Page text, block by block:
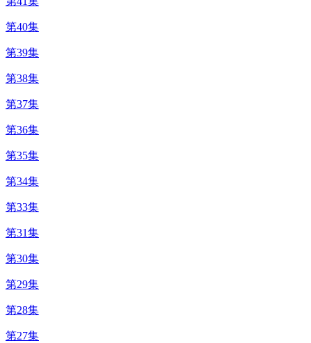
第40集
第39集
第38集
第37集
第36集
第35集
第34集
第33集
第31集
第30集
第29集
第28集
第27集